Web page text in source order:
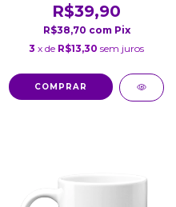
R$39,90
R$38,70 com Pix
3 x de R$13,30 sem juros
COMPRAR